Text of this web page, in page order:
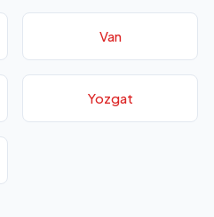
Van
Yozgat